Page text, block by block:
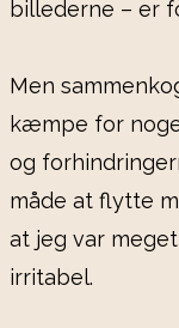
billederne – er
Men
kæmpe for
og
måde at flytte
at jeg var
irritabel.